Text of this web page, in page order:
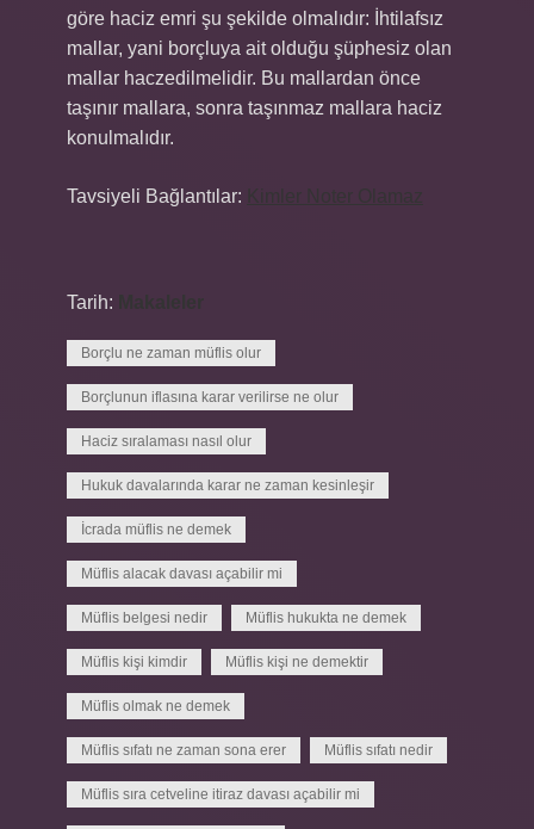
göre haciz emri şu şekilde olmalıdır: İhtilafsız
mallar, yani borçluya ait olduğu şüphesiz olan
mallar haczedilmelidir. Bu mallardan önce
taşınır mallara, sonra taşınmaz mallara haciz
konulmalıdır.
Tavsiyeli Bağlantılar:
Tarih:
Borçlu ne zaman müflis olur
Borçlunun iflasına karar verilirse ne olur
Haciz sıralaması nasıl olur
Hukuk davalarında karar ne zaman kesinleşir
İcrada müflis ne demek
Müflis alacak davası açabilir mi
Müflis belgesi nedir Müflis hukukta ne demek
Müflis kişi kimdir Müflis kişi ne demektir
Müflis olmak ne demek
Müflis sıfatı ne zaman sona erer Müflis sıfatı nedir
Müflis sıra cetveline itiraz davası açabilir mi